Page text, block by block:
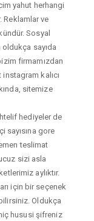
yahut herhangi
Reklamlar ve
Sosyal
sayıda
firmamızdan
instagram kalıcı
sitemize
hediyeler de
sayısına gore
teslimat
sizi asla
aylıktır.
için bir seçenek
Oldukça
hususi şifreniz